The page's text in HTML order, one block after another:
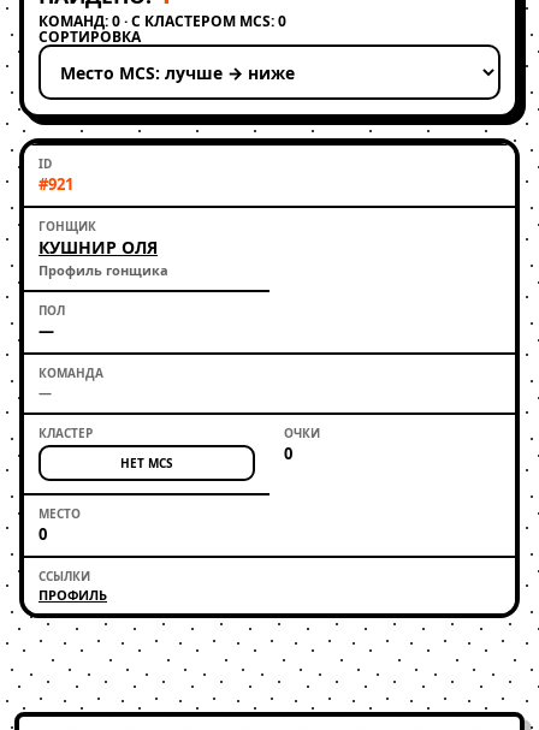
КОМАНД: 0 · С КЛАСТЕРОМ MCS: 0
СОРТИРОВКА
Применить сортировку
#921
КУШНИР ОЛЯ
Профиль гонщика
—
—
НЕТ MCS 0
0
ПРОФИЛЬ